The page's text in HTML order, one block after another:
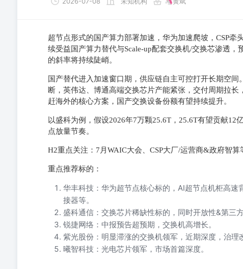
超节点形式的国产算力部署加速，华为加速爬坡，CSP
续受益国产算力替代与Scale-up配套交换机/交换芯渗透
的斜率将持续陡峭。
国产替代进入加速窗口期，供应链自主可控打开长期空
断，英伟达、博通高端交换芯片产能紧张，交付周期拉
赶海外的核心方案，国产交换设备份额有望持续提升。
以盛科为例，假设2026年7万颗25.6T，25.6T有望贡献
点放量节奏。
H2重点关注：7月WAIC大会、CSP大厂/运营商&政府智
重点推荐标的：
华丰科技：华为超节点核心标的，AI超节点机柜高
接器等。
盛科通信：交换芯片稀缺性标的，同时开放性&第三
锐捷网络：中报预告超预期，交换机高增长。
紫光股份：明显滞涨的交换机领军，近期深度，治理
曦智科技：光电芯片领军，市场首篇深度。